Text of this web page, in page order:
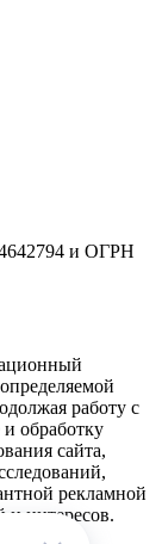
и ОГРН
работу с
и обработку
сайта,
рекламной
интересов.